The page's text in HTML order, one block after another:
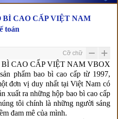
BÌ CAO CẤP VIỆT NAM
toán
Cỡ chữ
CAO CẤP VIỆT NAM VBOX
phẩm bao bì cao cấp từ 1997,
đơn vị duy nhất tại Việt Nam có
xuất ra những hộp bao bì cao cấp
tôi chính là những người sáng
đam mê của mình.